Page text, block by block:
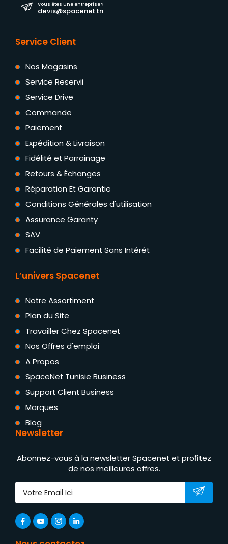
Vous êtes une entreprise ?
devis@spacenet.tn
Service Client
Nos Magasins
Service Reservii
Service Drive
Commande
Paiement
Expédition & Livraison
Fidélité et Parrainage
Retours & Échanges
Réparation Et Garantie
Conditions Générales d'utilisation
Assurance Garanty
SAV
Facilité de Paiement Sans Intérêt
L’univers Spacenet
Notre Assortiment
Plan du Site
Travailler Chez Spacenet
Nos Offres d'emploi
A Propos
SpaceNet Tunisie Business
Support Client Business
Marques
Blog
Newsletter
Abonnez-vous à la newsletter Spacenet et profitez
de nos meilleures offres.